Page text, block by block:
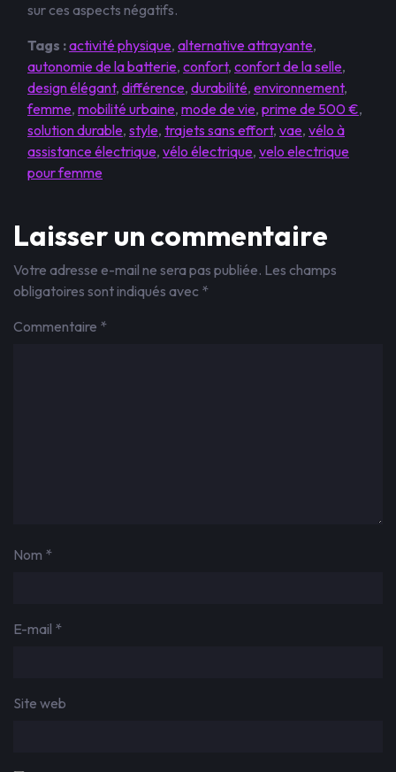
sur ces aspects négatifs.
Tags :activité physique, alternative attrayante,
autonomie de la batterie, confort, confort de la selle,
design élégant, différence, durabilité, environnement,
femme, mobilité urbaine, mode de vie, prime de 500 €,
solution durable, style, trajets sans effort, vae, vélo à
assistance électrique, vélo électrique, velo electrique
pour femme
Laisser un commentaire
Votre adresse e-mail ne sera pas publiée. Les champs
obligatoires sont indiqués avec *
Commentaire *
Nom *
E-mail *
Site web